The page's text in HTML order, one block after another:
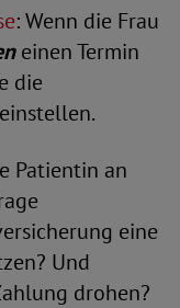
: Wenn die Frau
einen Termin
die
Patientin an
eine
Und
drohen?